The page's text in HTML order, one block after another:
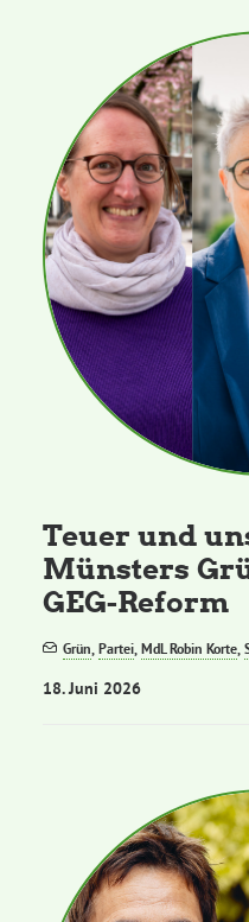
Teuer und
Münsters
GEG-Reform
Grün,Partei,MdL Robin Korte,
18. Juni 2026